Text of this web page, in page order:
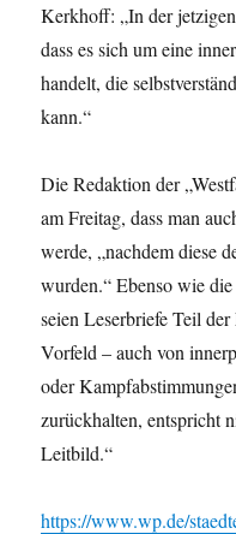
Kerkhoff: „In der
dass es sich um eine
handelt, die
kann.“
Die Redaktion der
am Freitag, dass man
werde, „nachdem diese
wurden.“ Ebenso wie
seien Leserbriefe Teil
Vorfeld – auch von
oder
zurückhalten, entspricht
Leitbild.“
https://www.wp.de/